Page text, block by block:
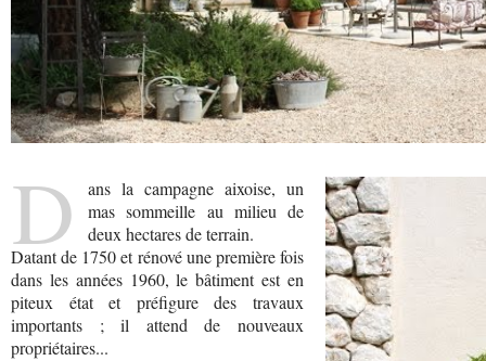
D
ans la campagne aixoise, un
mas sommeille au milieu de
deux hectares de terrain.
Datant de 1750 et rénové une première fois
dans les années 1960, le bâtiment est en
piteux état et préfigure des travaux
importants ; il attend de nouveaux
propriétaires...